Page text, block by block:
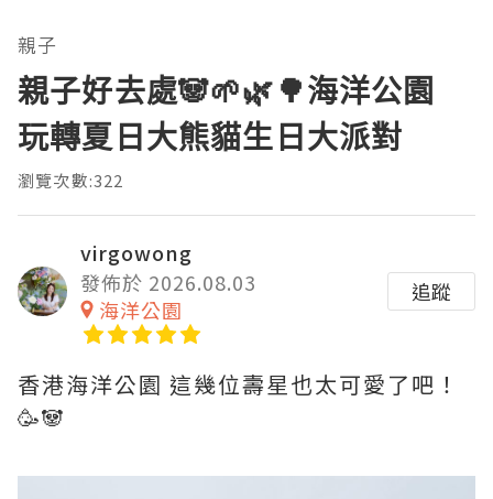
親子
親子好去處🐼🌱🌿🌳海洋公園
玩轉夏日大熊貓生日大派對
瀏覽次數:322
virgowong
發佈於 2026.08.03
海洋公園
追蹤
香港海洋公園 這幾位壽星也太可愛了吧！
🥳🐼